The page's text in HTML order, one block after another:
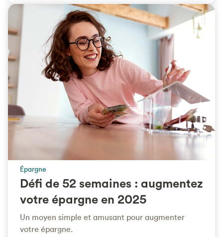
Épargne
Défi de 52 semaines : augmentez
votre épargne en 2025
Un moyen simple et amusant pour augmenter
votre épargne.